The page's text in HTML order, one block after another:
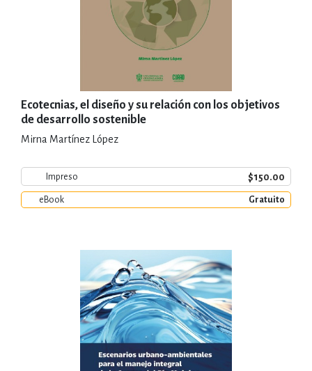
Ecotecnias, el diseño y su relación con los objetivos
de desarrollo sostenible
Mirna Martínez López
Impreso $150.00
eBook Gratuito